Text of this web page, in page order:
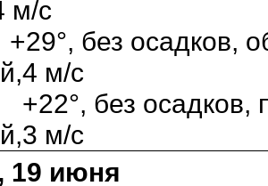
м/с
без осадков,
м/с
+22°, без осадков,
м/с
19 июня